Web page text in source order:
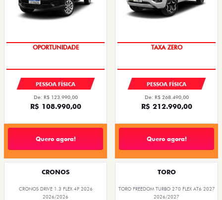
OPORTUNIDADE
PESSOA FÍSICA
De: R$ 123.990,00
R$ 108.990,00
Quero agora!
COM USADO NA TROCA
PESSOA FÍSICA
De: R$ 268.490,00
R$ 212.990,00
Quero agora!
CRONOS
CRONOS DRIVE 1.3 FLEX 4P 2026
2026/2026
TORO
TORO FREEDOM TURBO 270 FLEX AT6 2027
2026/2027